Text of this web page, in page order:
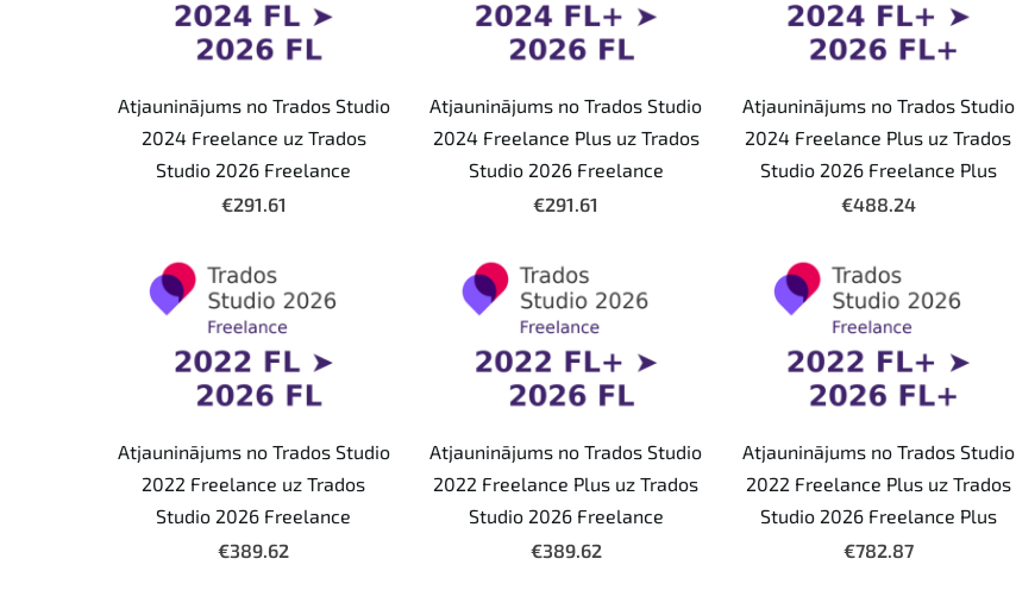
Atjauninājums no Trados Studio
2024 Freelance uz Trados
Studio 2026 Freelance
€291.61
Atjauninājums no Trados Studio
2024 Freelance Plus uz Trados
Studio 2026 Freelance
€291.61
Atjauninājums no Trados Studio
2024 Freelance Plus uz Trados
Studio 2026 Freelance Plus
€488.24
Atjauninājums no Trados Studio
2022 Freelance uz Trados
Studio 2026 Freelance
€389.62
Atjauninājums no Trados Studio
2022 Freelance Plus uz Trados
Studio 2026 Freelance
€389.62
Atjauninājums no Trados Studio
2022 Freelance Plus uz Trados
Studio 2026 Freelance Plus
€782.87